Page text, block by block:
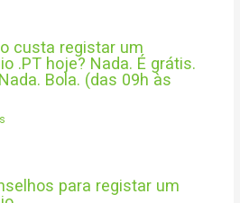
custa registar um
.PT hoje? Nada. É grátis.
Bola. (das 09h às
para registar um